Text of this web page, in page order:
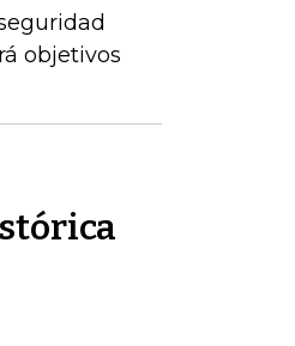
objetivos